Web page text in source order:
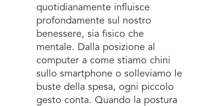
quotidianamente influisce
profondamente sul nostro
benessere, sia fisico che
mentale. Dalla posizione al
computer a come stiamo chini
sullo smartphone o solleviamo le
buste della spesa, ogni piccolo
gesto conta. Quando la postura